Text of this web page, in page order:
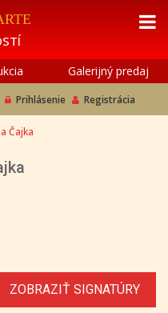
Galerijný predaj
Prihlásenie Registrácia
Čajka
ZOBRAZIŤ SIGNATÚRY